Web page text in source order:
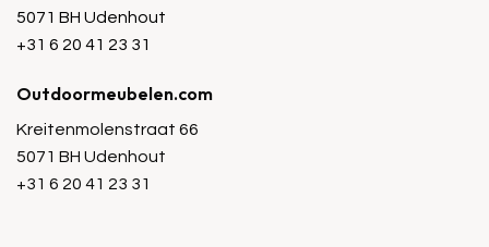
5071 BH Udenhout
+31 6 20 41 23 31
Outdoormeubelen.com
Kreitenmolenstraat 66
5071 BH Udenhout
+31 6 20 41 23 31